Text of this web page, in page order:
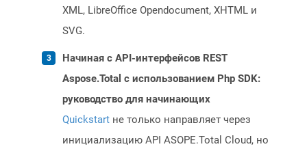
XML, LibreOffice Opendocument, XHTML и
SVG.
Начиная с API-интерфейсов REST
Aspose.Total с использованием Php SDK:
руководство для начинающих
Quickstart не только направляет через
инициализацию API ASOPE.Total Cloud, но